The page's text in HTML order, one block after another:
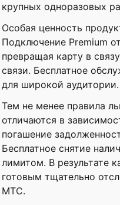
крупных одноразовых
Особая ценность
Подключение Premium
превращая карту в
связи. Бесплатное
для широкой аудитории.
Тем не менее правила
отличаются в
погашение
Бесплатное снятие
лимитом. В результате
готовым тщательно
МТС.